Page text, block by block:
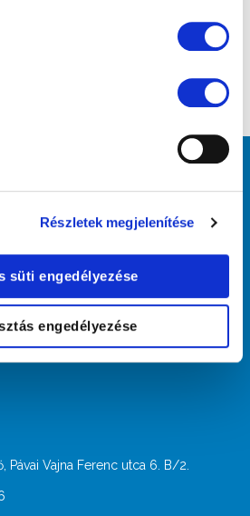
Részletek megjelenítése
süti engedélyezése
engedélyezése
Pávai Vajna Ferenc utca 6. B/2.